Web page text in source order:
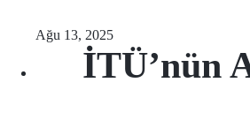
Ağu 13, 2025
İTÜ’nün